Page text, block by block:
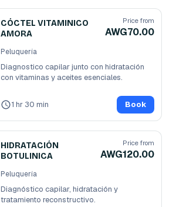
CÓCTEL VITAMINICO
AMORA
Price from
AWG70.00
Peluquería
Diagnostico capilar junto con hidratación
con vitaminas y aceites esenciales.
1 hr 30 min Book
HIDRATACIÓN
BOTULINICA
Price from
AWG120.00
Peluquería
Diagnóstico capilar, hidratación y
tratamiento reconstructivo.